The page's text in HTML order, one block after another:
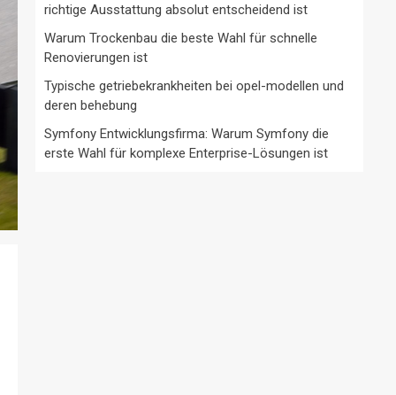
richtige Ausstattung absolut entscheidend ist
Warum Trockenbau die beste Wahl für schnelle
Renovierungen ist
Typische getriebekrankheiten bei opel-modellen und
deren behebung
Symfony Entwicklungsfirma: Warum Symfony die
erste Wahl für komplexe Enterprise-Lösungen ist